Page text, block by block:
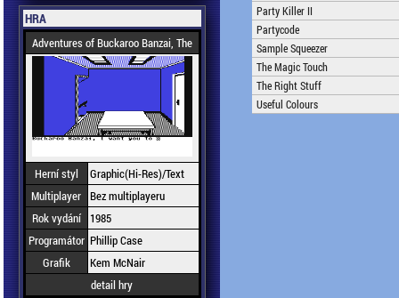
HRA
Adventures of Buckaroo Banzai, The
Herní styl
Graphic(Hi-Res)/Text
Multiplayer Bez multiplayeru
Rok vydání
1985
Programátor Phillip Case
Grafik
Kem McNair
detail hry
Party Killer II
Partycode
Sample Squeezer
The Magic Touch
The Right Stuff
Useful Colours